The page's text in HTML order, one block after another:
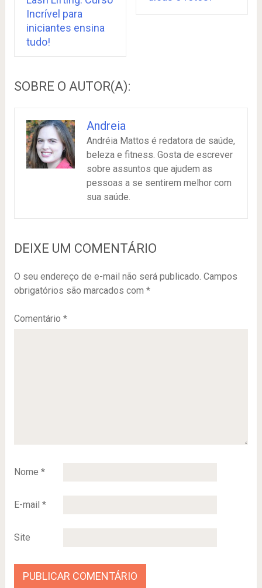
Incrível para
iniciantes ensina
tudo!
SOBRE O AUTOR(A):
Andreia
Andréia Mattos é redatora de saúde,
beleza e fitness. Gosta de escrever
sobre assuntos que ajudem as
pessoas a se sentirem melhor com
sua saúde.
DEIXE UM COMENTÁRIO
O seu endereço de e-mail não será publicado. Campos
obrigatórios são marcados com *
Comentário *
Nome *
E-mail *
Site